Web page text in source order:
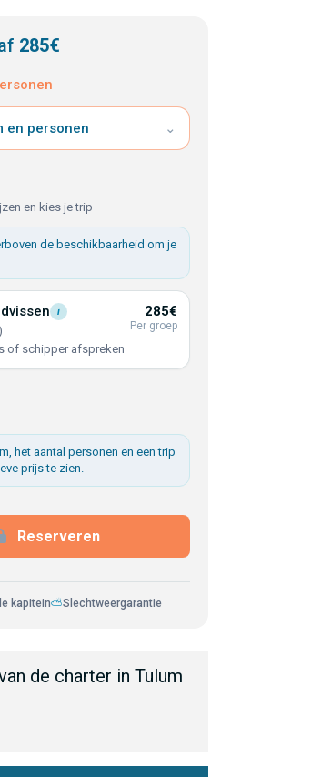
285€
en personen ⌄
en kies je trip
de beschikbaarheid om je
i
of schipper afspreken
285€
Per groep
het aantal personen en een trip
prijs te zien.
Reserveren
kapitein⛅Slechtweergarantie
de charter in Tulum